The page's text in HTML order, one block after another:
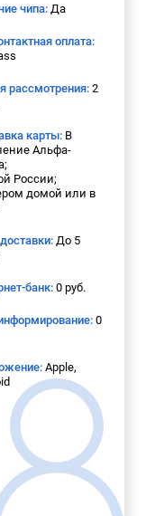
чипа: Да
оплата:
рассмотрения: 2
карты: В
Альфа-
России;
домой или в
До 5
банк: 0 руб.
0
Apple,